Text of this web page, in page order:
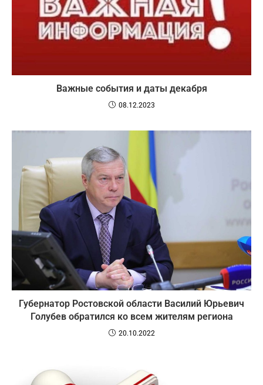
Важные события и даты декабря
08.12.2023
Губернатор Ростовской области Василий Юрьевич
Голубев обратился ко всем жителям региона
20.10.2022